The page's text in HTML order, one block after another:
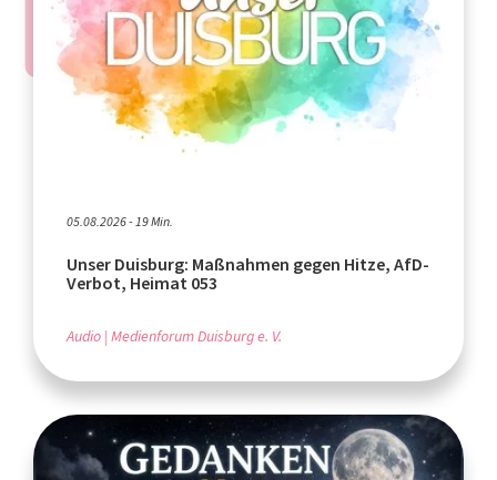
05.08.2026 - 19 Min.
Unser Duisburg: Maßnahmen gegen Hitze, AfD-
Verbot, Heimat 053
Audio Medienforum Duisburg e. V.